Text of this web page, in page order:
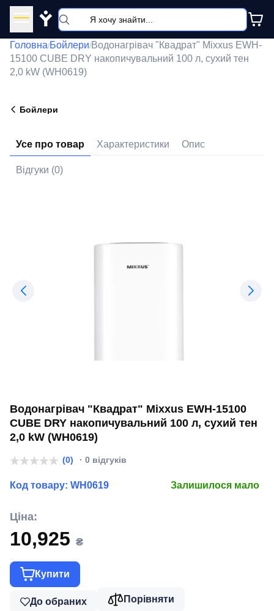
Y
Головна/Бойлери/Водонагрівач "Квадрат" Mixxus EWH-
15100 CUBE DRY накопичувальний 100 л, сухий тен
2,0 kW (WH0619)
Бойлери
Усе про товар Характеристики Опис
Відгуки (0)
Водонагрівач "Квадрат" Mixxus EWH-15100
CUBE DRY накопичувальний 100 л, сухий тен
2,0 kW (WH0619)
(0) · 0 відгуків
Код товару: WH0619 Залишилося мало
Ціна:
10,925 ₴
Купити
До обраних Порівняти